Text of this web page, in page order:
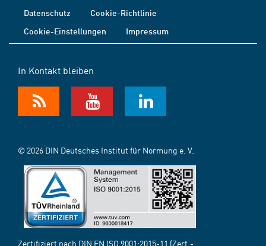
Datenschutz
Cookie-Richtlinie
Cookie-Einstellungen
Impressum
In Kontakt bleiben
© 2026 DIN Deutsches Institut für Normung e. V.
Zertifiziert nach DIN EN ISO 9001:2015-11 (Zert.-